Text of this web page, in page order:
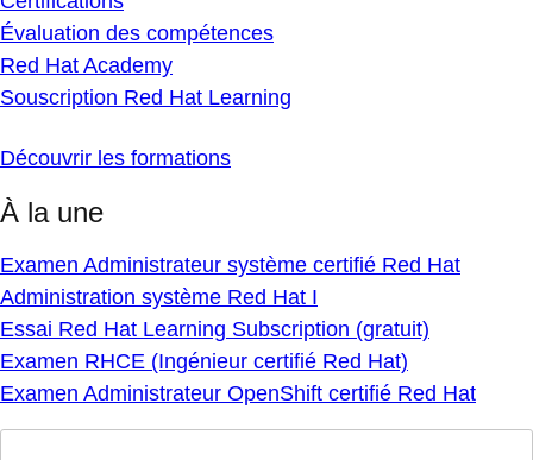
Évaluation des compétences
Red Hat Academy
Souscription Red Hat Learning
Découvrir les formations
À la une
Examen Administrateur système certifié Red Hat
Administration système Red Hat I
Essai Red Hat Learning Subscription (gratuit)
Examen RHCE (Ingénieur certifié Red Hat)
Examen Administrateur OpenShift certifié Red Hat